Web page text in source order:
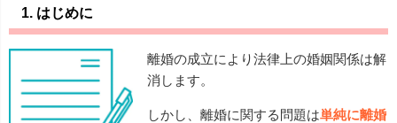
1. はじめに
離婚の成立により法律上の婚姻関係は解
消します。
しかし、離婚に関する問題は単純に離婚